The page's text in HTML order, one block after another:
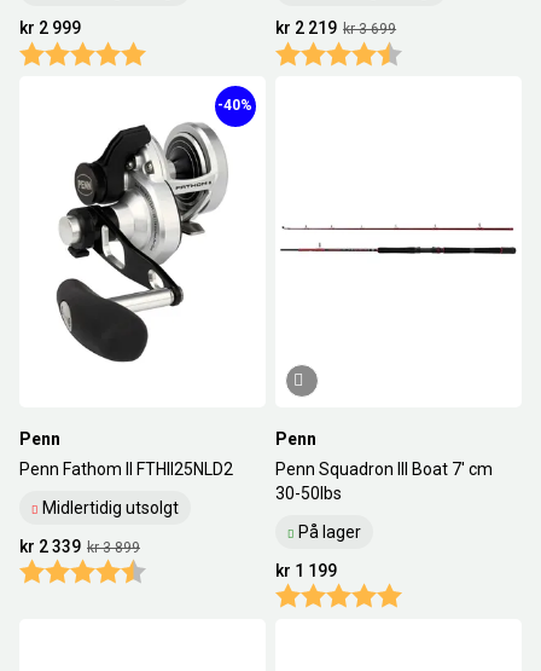
kr 2 999
Karakter:
kr 3 699
kr 2 219
Karakter:
Penn
Penn Fathom II FTHII25NLD2
Midlertidig utsolgt
-40%
kr 3 899
kr 2 339
Karakter:
Penn
Penn Squadron III Boat 7' cm
30-50Ibs
På lager
kr 1 199
Karakter: